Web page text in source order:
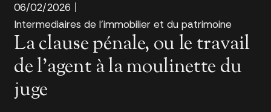
06/02/2026
Intermediaires de l'immobilier et du patrimoine
La clause pénale, ou le travail
de l’agent à la moulinette du
juge